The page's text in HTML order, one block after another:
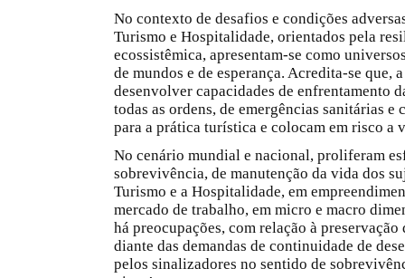
No contexto de desafios e condições
Turismo e Hospitalidade, orientados pela
ecossistêmica, apresentam-se como
de mundos e de esperança. Acredita-se que,
desenvolver capacidades de enfrentamento
todas as ordens, de emergências sanitárias
para a prática turística e colocam em risco a
No cenário mundial e nacional, proliferam
sobrevivência, de manutenção da vida dos
Turismo e a Hospitalidade, em
mercado de trabalho, em micro e macro
há preocupações, com relação à
diante das demandas de continuidade de
pelos sinalizadores no sentido de